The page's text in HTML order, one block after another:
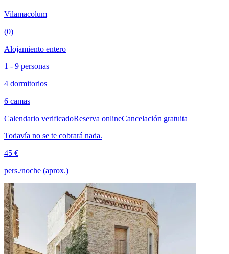
Vilamacolum
(0)
Alojamiento entero
1 - 9 personas
4 dormitorios
6 camas
Calendario verificadoReserva onlineCancelación gratuita
Todavía no se te cobrará nada.
45 €
pers./noche (aprox.)